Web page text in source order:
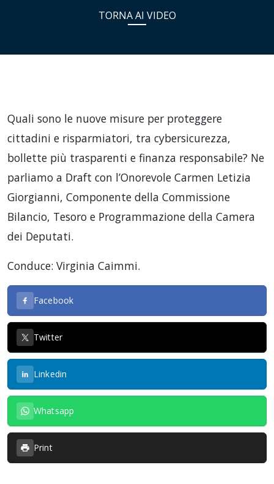
TORNA AI VIDEO
Quali sono le nuove misure per proteggere
cittadini e risparmiatori, tra cybersicurezza,
bollette più trasparenti e finanza responsabile? Ne
parliamo a Draft con l’Onorevole Carmen Letizia
Giorgianni, Componente della Commissione
Bilancio, Tesoro e Programmazione della Camera
dei Deputati.
Conduce: Virginia Caimmi.
Facebook
Twitter
Linkedin
Whatsapp
Print